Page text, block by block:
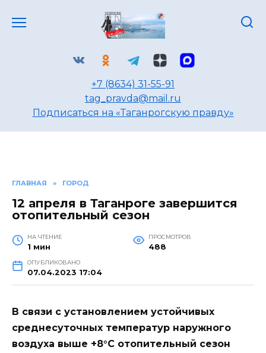
+7 (8634) 31-55-91
tag_pravda@mail.ru
Подписаться на «Таганрогскую правду»
ГЛАВНАЯ » ГОРОД
12 апреля в Таганроге завершится
отопительный сезон
НА ЧТЕНИЕ
1 мин
ПРОСМОТРОВ
488
ОПУБЛИКОВАНО
07.04.2023 17:04
В связи с установлением устойчивых
среднесуточных температур наружного
воздуха выше +8°C отопительный сезон